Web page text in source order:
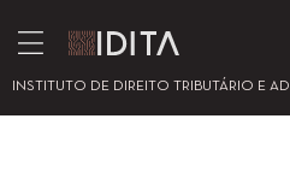
INSTITUTO DE DIREITO TRIBUTÁRIO E